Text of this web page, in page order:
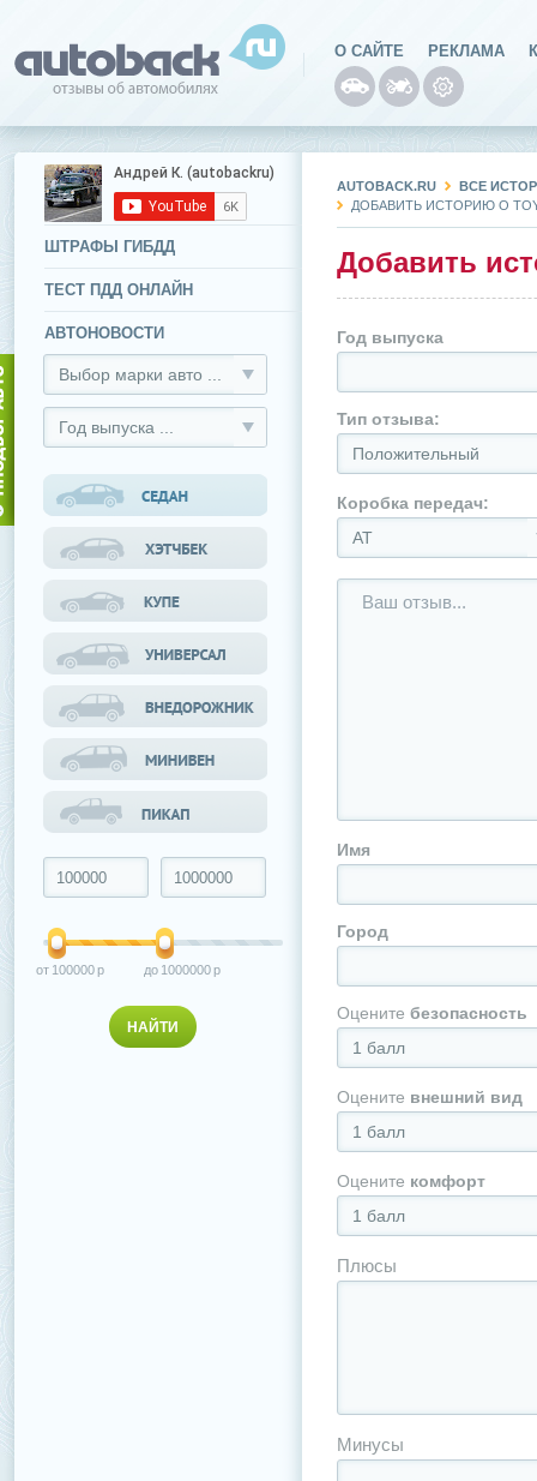
О САЙТЕ РЕКЛАМА
ШТРАФЫ ГИБДД
ТЕСТ ПДД ОНЛАЙН
АВТОНОВОСТИ
Выбор марки авто ...
Год выпуска ...
100000 1000000
AUTOBACK.RU
ВСЕ
ДОБАВИТЬ ИСТОРИЮ О
Добавить
Год выпуска
Тип отзыва:
Положительный
Коробка передач:
АТ
Имя
Город
Оцените безопасность
1 балл
Оцените внешний вид
1 балл
Оцените комфорт
1 балл
Плюсы
Минусы